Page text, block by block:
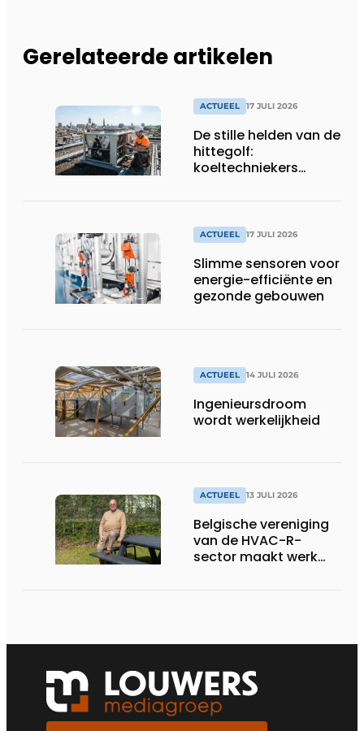
Gerelateerde artikelen
ACTUEEL 17 JULI 2026
De stille helden van de
hittegolf:
koeltechniekers
productiebedrijven
draaiende
ACTUEEL 17 JULI 2026
Slimme sensoren voor
energie-efficiënte en
gezonde gebouwen
ACTUEEL 14 JULI 2026
Ingenieursdroom
wordt werkelijkheid
ACTUEEL 13 JULI 2026
Belgische vereniging
van de HVAC-R-
sector maakt werk